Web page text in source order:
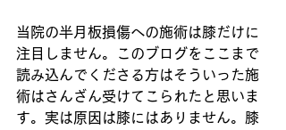
当院の半月板損傷への施術は膝だけに
注目しません。このブログをここまで
読み込んでくださる方はそういった施
術はさんざん受けてこられたと思いま
す。実は原因は膝にはありません。膝